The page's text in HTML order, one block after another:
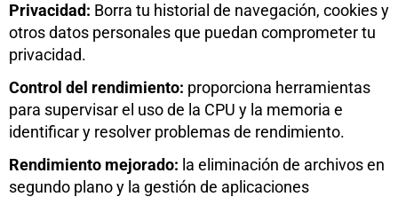
Privacidad: Borra tu historial de navegación, cookies y
otros datos personales que puedan comprometer tu
privacidad.
Control del rendimiento: proporciona herramientas
para supervisar el uso de la CPU y la memoria e
identificar y resolver problemas de rendimiento.
Rendimiento mejorado: la eliminación de archivos en
segundo plano y la gestión de aplicaciones